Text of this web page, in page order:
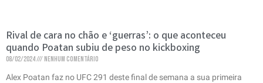
Rival de cara no chão e ‘guerras’: o que aconteceu
quando Poatan subiu de peso no kickboxing
08/02/2024 Nenhum comentário
Alex Poatan faz no UFC 291 deste final de semana a sua primeira